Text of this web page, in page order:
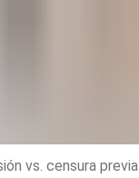
vs. censura previa